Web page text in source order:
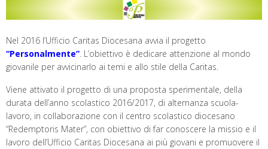
Nel 2016 l’Ufficio Caritas Diocesana avvia il progetto
“Personalmente”. L’obiettivo è dedicare attenzione al mondo
giovanile per avvicinarlo ai temi e allo stile della Caritas.
Viene attivato il progetto di una proposta sperimentale, della
durata dell’anno scolastico 2016/2017, di alternanza scuola-
lavoro, in collaborazione con il centro scolastico diocesano
“Redemptoris Mater”, con obiettivo di far conoscere la missio e il
lavoro dell’Ufficio Caritas Diocesana ai più giovani e promuovere il